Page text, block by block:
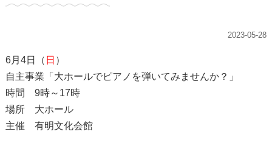
2023-05-28
6月4日（ 日 ）
自主事業「大ホールでピアノを弾いてみませんか？」
時間 9時～17時
場所 大ホール
主催 有明文化会館